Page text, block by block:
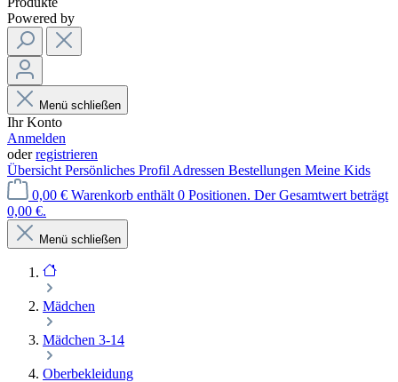
Powered by
Menü schließen
Ihr Konto
Anmelden
oderregistrieren
Übersicht Persönliches Profil Adressen Bestellungen Meine Kids
0,00 € Warenkorb enthält 0 Positionen. Der Gesamtwert beträgt
0,00 €.
Menü schließen
Mädchen
Mädchen 3-14
Oberbekleidung